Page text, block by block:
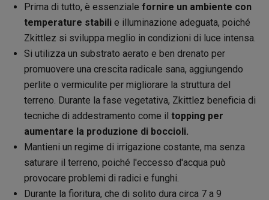
Prima di tutto, è essenziale fornire un ambiente con
temperature stabili e illuminazione adeguata, poiché
Zkittlez si sviluppa meglio in condizioni di luce intensa.
Si utilizza un substrato aerato e ben drenato per
promuovere una crescita radicale sana, aggiungendo
perlite o vermiculite per migliorare la struttura del
terreno. Durante la fase vegetativa, Zkittlez beneficia di
tecniche di addestramento come il topping per
aumentare la produzione di boccioli.
Mantieni un regime di irrigazione costante, ma senza
saturare il terreno, poiché l'eccesso d'acqua può
provocare problemi di radici e funghi.
Durante la fioritura, che di solito dura circa 7 a 9